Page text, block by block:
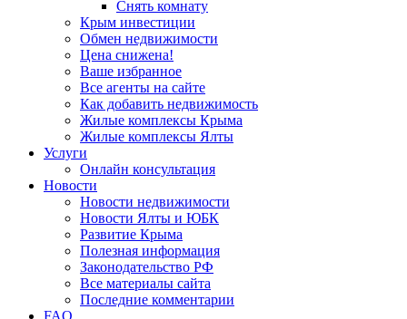
Снять комнату
Крым инвестиции
Обмен недвижимости
Цена снижена!
Ваше избранное
Все агенты на сайте
Как добавить недвижимость
Жилые комплексы Крыма
Жилые комплексы Ялты
Услуги
Онлайн консультация
Новости
Новости недвижимости
Новости Ялты и ЮБК
Развитие Крыма
Полезная информация
Законодательство РФ
Все материалы сайта
Последние комментарии
FAQ